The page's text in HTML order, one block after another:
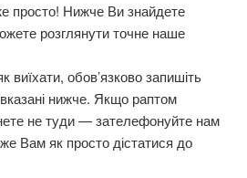
просто! Нижче Ви знайдете
розглянути точне наше
виїхати, обов’язково запишіть
вказані нижче. Якщо раптом
не туди — зателефонуйте нам
Вам як просто дістатися до